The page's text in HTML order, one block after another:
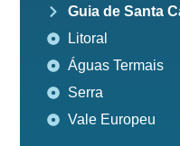
Guia de Santa
Litoral
Águas Termais
Serra
Vale Europeu